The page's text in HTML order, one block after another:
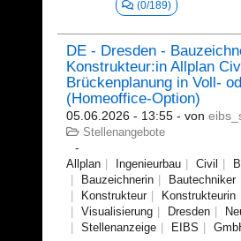
(0/189)
DE - Dresden -
Konstrukteur:in Allplan
Brückenplanung in Voll-
(Homeoffice-Option)
05.06.2026 - 13:55 - von
Stellenangebote
Allplan Ingenieurbau Civil
Bauzeichnerin
Bautechniker
Konstrukteur
Konstrukteurin
Visualisierung
Dresden
Stellenanzeige
EIBS